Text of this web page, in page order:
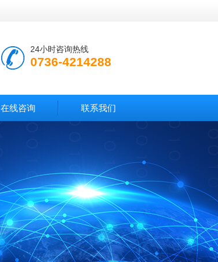
24小时咨询热线
0736-4214288
在线咨询 联系我们